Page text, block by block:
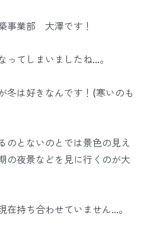
事業部 大澤です！
てしまいましたね...。
冬は好きなんです！(寒いのも
のとないのとでは景色の見え
の夜景などを見に行くのが大
持ち合わせていません...。